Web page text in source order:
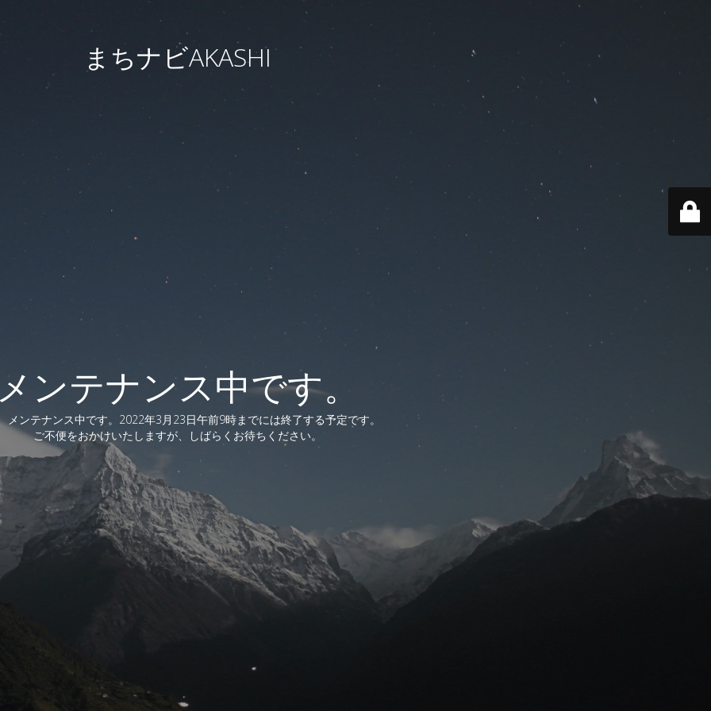
まちナビAKASHI
ンテナンス中です。
メンテナンス中です。2022年3月23日午前9時までには終了する予定です。
ご不便をおかけいたしますが、しばらくお待ちください。